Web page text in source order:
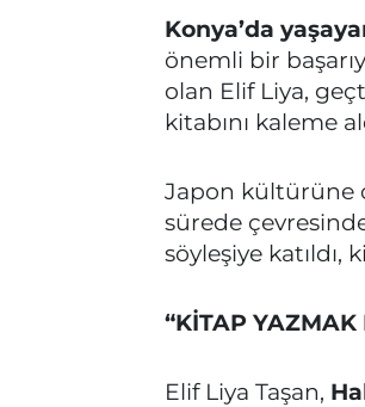
Konya’da
önemli bir
olan Elif Liya,
kitabını kaleme
Japon kültürüne
sürede
söyleşiye katıldı,
“KİTAP YAZMAK
Elif Liya Taşan,